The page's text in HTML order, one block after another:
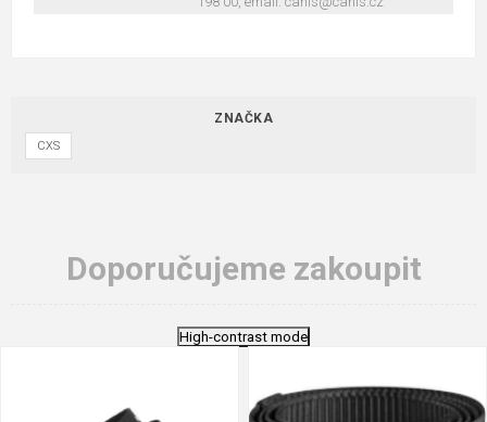
ZNAČKA
CXS
Doporučujeme zakoupit
High-contrast mode